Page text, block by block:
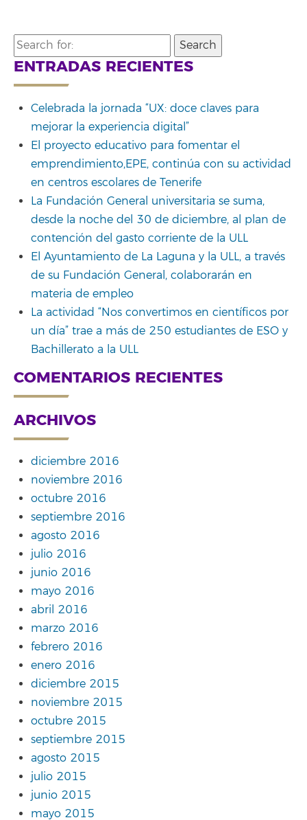
Search
for:
ENTRADAS RECIENTES
Celebrada la jornada “UX: doce claves para
mejorar la experiencia digital”
El proyecto educativo para fomentar el
emprendimiento,EPE, continúa con su actividad
en centros escolares de Tenerife
La Fundación General universitaria se suma,
desde la noche del 30 de diciembre, al plan de
contención del gasto corriente de la ULL
El Ayuntamiento de La Laguna y la ULL, a través
de su Fundación General, colaborarán en
materia de empleo
La actividad “Nos convertimos en científicos por
un día” trae a más de 250 estudiantes de ESO y
Bachillerato a la ULL
COMENTARIOS RECIENTES
ARCHIVOS
diciembre 2016
noviembre 2016
octubre 2016
septiembre 2016
agosto 2016
julio 2016
junio 2016
mayo 2016
abril 2016
marzo 2016
febrero 2016
enero 2016
diciembre 2015
noviembre 2015
octubre 2015
septiembre 2015
agosto 2015
julio 2015
junio 2015
mayo 2015